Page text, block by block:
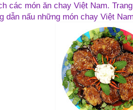
các món ăn chay Việt Nam.
dẫn nấu những món chay Việt